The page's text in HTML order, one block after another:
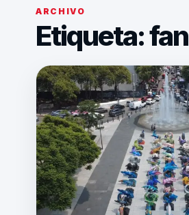
ARCHIVO
Etiqueta: